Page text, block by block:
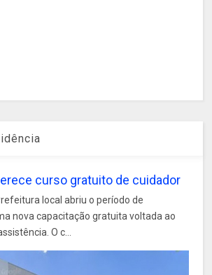
curso gratuito de cuidador
local abriu o período de
nova capacitação gratuita voltada ao
O c...